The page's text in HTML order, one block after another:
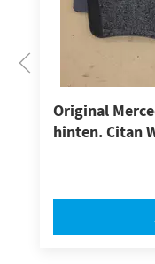
Original
hinten. Citan